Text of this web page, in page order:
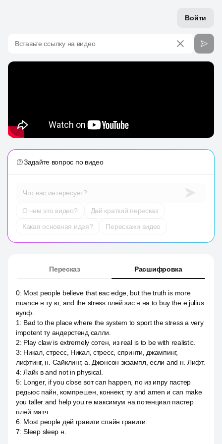
Войти
Вставьте ссылку на видео
Задайте вопрос по видео
Что вас интересует?
О чем это видео?
Дай краткий пересказ
Какая основная идея?
Перескажи видео
Пересказ Расшифровка
0: Most people believe that вас edge, but the truth is more
nuance н ту ю, and the stress плей зис н на to buy the e julius
вулф.
1 : Bad to the place where the system to sport the stress a very
impotent ту андерстенд салли.
2: Play claw is extremely сотен, из real is to be with realistic.
3: Никал, стресс, Никал, стресс, спринти, джампинг,
лифтинг, н. Сайклинг, а. Джонсон экзампл, если and н. Лифт.
4:Лайк в and not in physical.
5: Longer, if you close вот can happen, no из ипру пастер
редьюс пайн, компрешен, коннект, ту and amen и can make
you taller and help you re максимум на потенциал пастер
плей матч.
6: Most people дей гравити спайн гравити.
7:Sleep sleep н.